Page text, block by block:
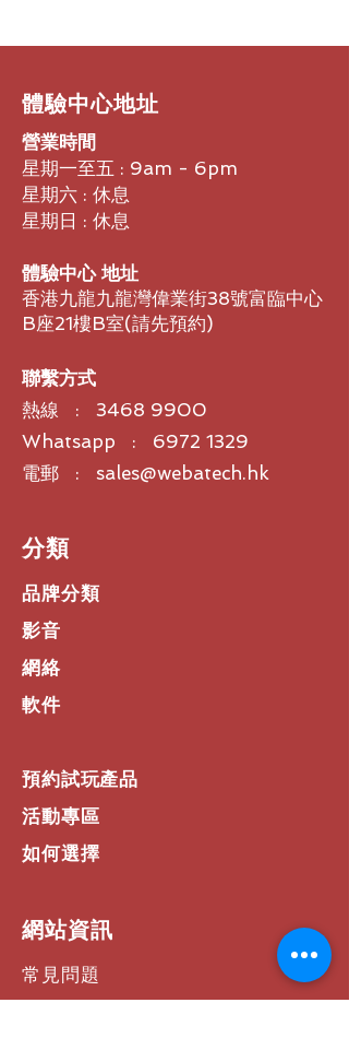
​體驗中心地址
營業時間
星期一至五 : 9am - 6pm
星期六 : 休息
星期日 : 休息
體驗中心 地址
香港九龍九龍灣偉業街38號富臨中心
B座21樓B室​(請先預約)
聯繫方式
熱線 : 3468 9900
Whatsapp : 6972 1329
電郵 : sales@webatech.hk
​分類
品牌分類
影音
網絡
軟件
預約試玩產品
活動專區
如何選擇
​網站資訊
常見問題